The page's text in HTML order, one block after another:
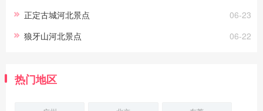
06-23
正定古城河北景点
06-22
狼牙山河北景点
热门地区